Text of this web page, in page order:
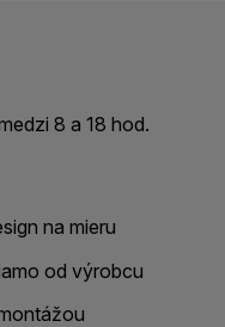
8 a 18 hod.
na mieru
od výrobcu